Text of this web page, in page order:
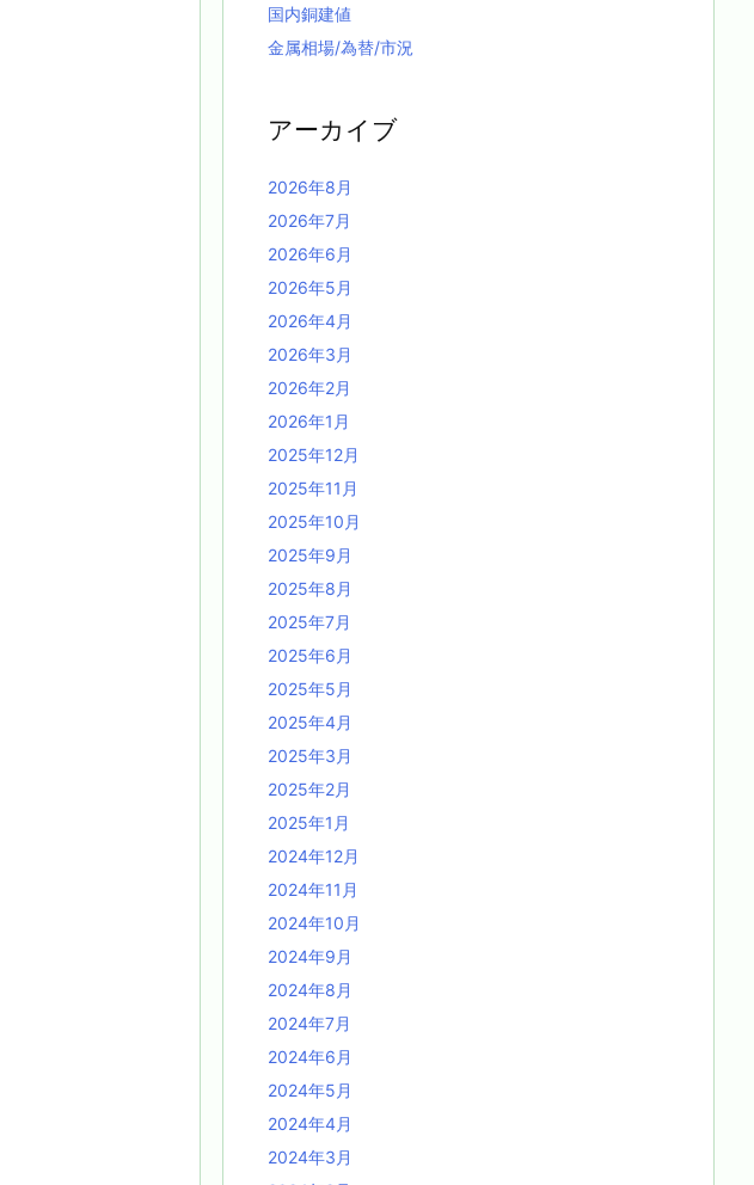
国内銅建値
金属相場/為替/市況
アーカイブ
2026年8月
2026年7月
2026年6月
2026年5月
2026年4月
2026年3月
2026年2月
2026年1月
2025年12月
2025年11月
2025年10月
2025年9月
2025年8月
2025年7月
2025年6月
2025年5月
2025年4月
2025年3月
2025年2月
2025年1月
2024年12月
2024年11月
2024年10月
2024年9月
2024年8月
2024年7月
2024年6月
2024年5月
2024年4月
2024年3月